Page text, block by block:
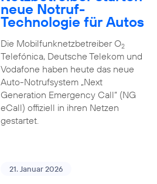
neue Notruf-
Technologie für Autos
Die Mobilfunknetzbetreiber O2
Telefónica, Deutsche Telekom und
Vodafone haben heute das neue
Auto-Notrufsystem „Next
Generation Emergency Call“ (NG
eCall) offiziell in ihren Netzen
gestartet.
21. Januar 2026